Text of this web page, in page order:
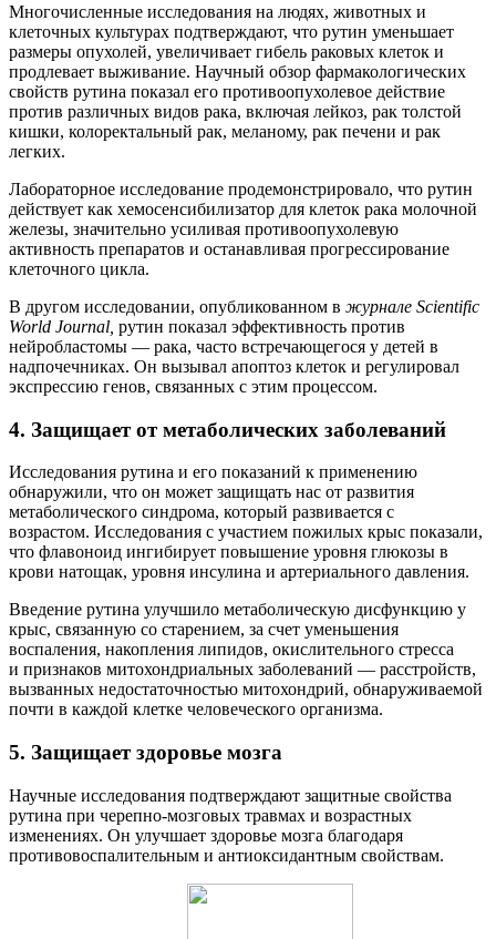
Многочисленные исследования на людях, животных и
клеточных культурах подтверждают, что рутин уменьшает
размеры опухолей, увеличивает гибель раковых клеток и
продлевает выживание. Научный обзор фармакологических
свойств рутина показал его противоопухолевое действие
против различных видов рака, включая лейкоз, рак толстой
кишки, колоректальный рак, меланому, рак печени и рак
легких.
Лабораторное исследование продемонстрировало, что рутин
действует как хемосенсибилизатор для клеток рака молочной
железы, значительно усиливая противоопухолевую
активность препаратов и останавливая прогрессирование
клеточного цикла.
В другом исследовании, опубликованном в журнале Scientific
World Journal, рутин показал эффективность против
нейробластомы — рака, часто встречающегося у детей в
надпочечниках. Он вызывал апоптоз клеток и регулировал
экспрессию генов, связанных с этим процессом.
4. Защищает от метаболических заболеваний
Исследования рутина и его показаний к применению
обнаружили, что он может защищать нас от развития
метаболического синдрома, который развивается с
возрастом. Исследования с участием пожилых крыс показали,
что флавоноид ингибирует повышение уровня глюкозы в
крови натощак, уровня инсулина и артериального давления.
Введение рутина улучшило метаболическую дисфункцию у
крыс, связанную со старением, за счет уменьшения
воспаления, накопления липидов, окислительного стресса
и признаков митохондриальных заболеваний — расстройств,
вызванных недостаточностью митохондрий, обнаруживаемой
почти в каждой клетке человеческого организма.
5. Защищает здоровье мозга
Научные исследования подтверждают защитные свойства
рутина при черепно-мозговых травмах и возрастных
изменениях. Он улучшает здоровье мозга благодаря
противовоспалительным и антиоксидантным свойствам.